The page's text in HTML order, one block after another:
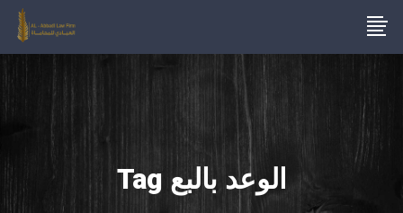
الوعد بالبع Tag